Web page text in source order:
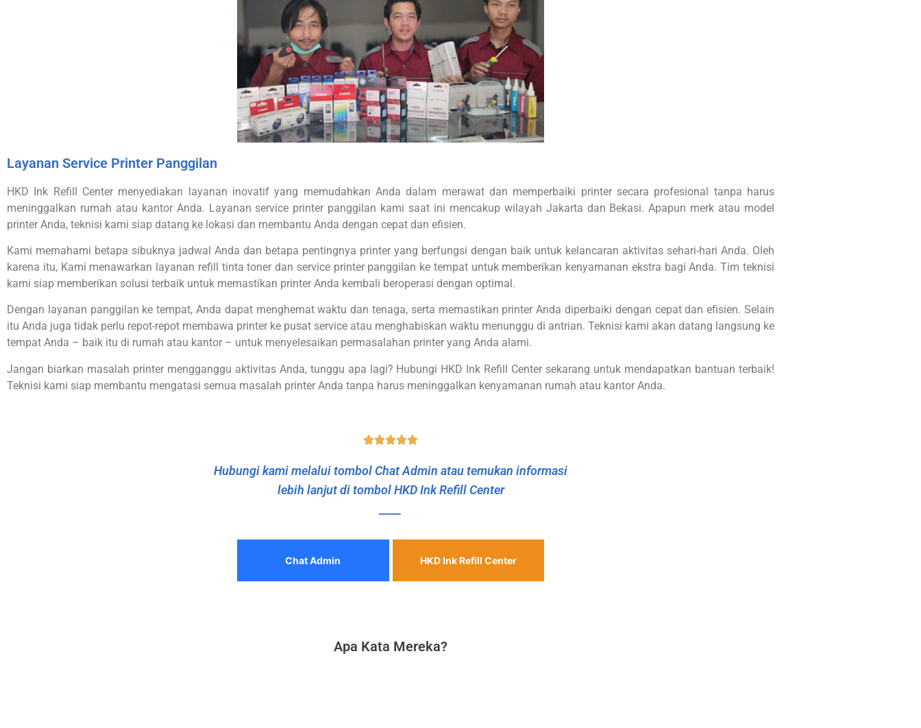
Layanan Service Printer Panggilan
HKD Ink Refill Center menyediakan layanan inovatif yang memudahkan Anda dalam merawat dan memperbaiki printer secara profesional tanpa harus
meninggalkan rumah atau kantor Anda. Layanan service printer panggilan kami saat ini mencakup wilayah Jakarta dan Bekasi. Apapun merk atau model
printer Anda, teknisi kami siap datang ke lokasi dan membantu Anda dengan cepat dan efisien.
Kami memahami betapa sibuknya jadwal Anda dan betapa pentingnya printer yang berfungsi dengan baik untuk kelancaran aktivitas sehari-hari Anda. Oleh
karena itu, Kami menawarkan layanan refill tinta toner dan service printer panggilan ke tempat untuk memberikan kenyamanan ekstra bagi Anda.Tim teknisi
kami siap memberikan solusi terbaik untuk memastikan printer Anda kembali beroperasi dengan optimal.
Dengan layanan panggilan ke tempat, Anda dapat menghemat waktu dan tenaga, serta memastikan printer Anda diperbaiki dengan cepat dan efisien. Selain
itu Anda juga tidak perlu repot-repot membawa printer ke pusat service atau menghabiskan waktu menunggu di antrian. Teknisi kami akan datang langsung ke
tempat Anda – baik itu di rumah atau kantor – untuk menyelesaikan permasalahan printer yang Anda alami.
Jangan biarkan masalah printer mengganggu aktivitas Anda, tunggu apa lagi? Hubungi HKD Ink Refill Center sekarang untuk mendapatkan bantuan terbaik!
Teknisi kami siap membantu mengatasi semua masalah printer Anda tanpa harus meninggalkan kenyamanan rumah atau kantor Anda.
Hubungi kami melalui tombol Chat Admin atau temukan informasi
lebih lanjut di tombol HKD Ink Refill Center
Chat Admin HKD Ink Refill Center
Apa Kata Mereka?